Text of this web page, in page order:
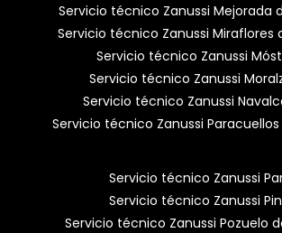
Servicio técnico Zanussi Mejorada
Servicio técnico Zanussi Miraflores
Servicio técnico Zanussi
Servicio técnico Zanussi
Servicio técnico Zanussi
Servicio técnico Zanussi
Servicio técnico Zanussi
Servicio técnico Zanussi
Servicio técnico Zanussi Pozuelo